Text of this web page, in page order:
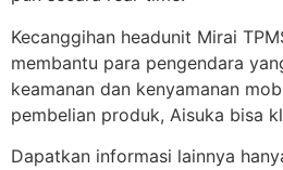
Kecanggihan headunit Mirai
membantu para pengendara
keamanan dan kenyamanan
pembelian produk, Aisuka bisa
Dapatkan informasi lainnya